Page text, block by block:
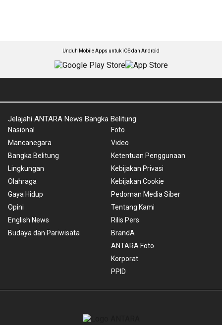
Unduh Mobile Apps untuk iOS dan Android
Jelajahi ANTARA News Bangka Belitung
Nasional
Mancanegara
Bangka Belitung
Lingkungan
Olahraga
Gaya Hidup
Opini
English News
Budaya dan Pariwisata
Foto
Video
Ketentuan Penggunaan
Kebijakan Privasi
Kebijakan Cookie
Pedoman Media Siber
Tentang Kami
Rilis Pers
BrandA
ANTARA Foto
Korporat
PPID